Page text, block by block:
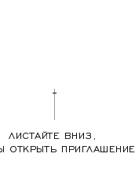
ЛИСТАЙТЕ ВНИЗ,
ОТКРЫТЬ ПРИГЛАШЕНИЕ